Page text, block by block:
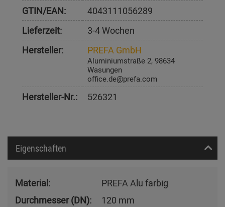
GTIN/EAN:
4043111056289
Lieferzeit:
3-4 Wochen
Hersteller:
PREFA GmbH
Aluminiumstraße 2, 98634
Wasungen
office.de@prefa.com
Hersteller-Nr.: 526321
Eigenschaften
Material:
PREFA Alu farbig
Durchmesser (DN):
120 mm